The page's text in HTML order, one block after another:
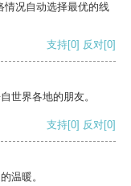
情况自动选择最优的线
支持[0] 反对[0]
世界各地的朋友。
支持[0] 反对[0]
温暖。